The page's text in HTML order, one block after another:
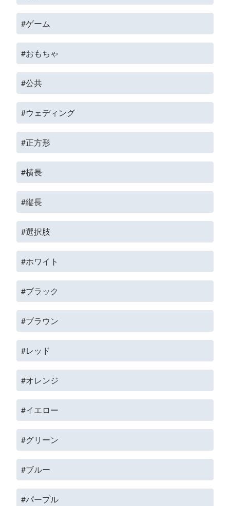
#ゲーム
#おもちゃ
#公共
#ウェディング
#正方形
#横長
#縦長
#選択肢
#ホワイト
#ブラック
#ブラウン
#レッド
#オレンジ
#イエロー
#グリーン
#ブルー
#パープル